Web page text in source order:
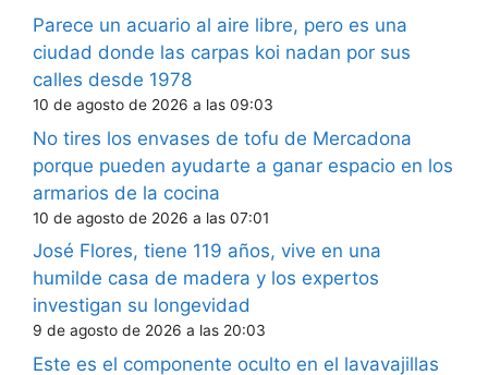
Parece un acuario al aire libre, pero es una
ciudad donde las carpas koi nadan por sus
calles desde 1978
10 de agosto de 2026 a las 09:03
No tires los envases de tofu de Mercadona
porque pueden ayudarte a ganar espacio en los
armarios de la cocina
10 de agosto de 2026 a las 07:01
José Flores, tiene 119 años, vive en una
humilde casa de madera y los expertos
investigan su longevidad
9 de agosto de 2026 a las 20:03
Este es el componente oculto en el lavavajillas